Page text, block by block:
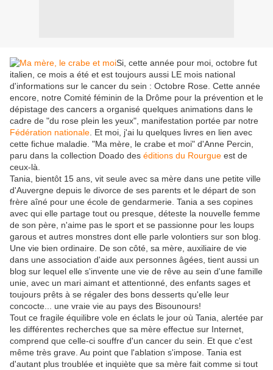
Si, cette année pour moi, octobre fut
italien, ce mois a été et est toujours aussi LE mois national
d'informations sur le cancer du sein : Octobre Rose. Cette année
encore, notre Comité féminin de la Drôme pour la prévention et le
dépistage des cancers a organisé quelques animations dans le
cadre de "du rose plein les yeux", manifestation portée par notre
Fédération nationale . Et moi, j'ai lu quelques livres en lien avec
cette fichue maladie. "Ma mère, le crabe et moi" d'Anne Percin,
paru dans la collection Doado des éditions du Rourgue est de
ceux-là.
Tania, bientôt 15 ans, vit seule avec sa mère dans une petite ville
d'Auvergne depuis le divorce de ses parents et le départ de son
frère aîné pour une école de gendarmerie. Tania a ses copines
avec qui elle partage tout ou presque, déteste la nouvelle femme
de son père, n'aime pas le sport et se passionne pour les loups
garous et autres monstres dont elle parle volontiers sur son blog.
Une vie bien ordinaire. De son côté, sa mère, auxiliaire de vie
dans une association d'aide aux personnes âgées, tient aussi un
blog sur lequel elle s'invente une vie de rêve au sein d'une famille
unie, avec un mari aimant et attentionné, des enfants sages et
toujours prêts à se régaler des bons desserts qu'elle leur
concocte... une vraie vie au pays des Bisounours!
Tout ce fragile équilibre vole en éclats le jour où Tania, alertée par
les différentes recherches que sa mère effectue sur Internet,
comprend que celle-ci souffre d'un cancer du sein. Et que c'est
même très grave. Au point que l'ablation s'impose. Tania est
d'autant plus troublée et inquiète que sa mère fait comme si tout